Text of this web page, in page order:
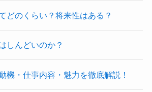
どのくらい？将来性はある？
しんどいのか？
機・仕事内容・魅力を徹底解説！